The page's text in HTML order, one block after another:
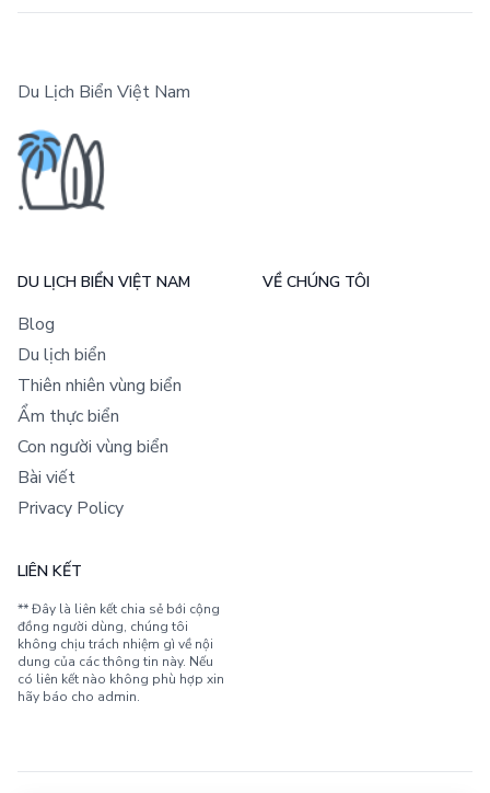
Du Lịch Biển Việt Nam
DU LỊCH BIỂN VIỆT NAM
Blog
Du lịch biển
Thiên nhiên vùng biển
Ẩm thực biển
Con người vùng biển
Bài viết
Privacy Policy
VỀ CHÚNG TÔI
LIÊN KẾT
** Đây là liên kết chia sẻ bới cộng
đồng người dùng, chúng tôi
không chịu trách nhiệm gì về nội
dung của các thông tin này. Nếu
có liên kết nào không phù hợp xin
hãy báo cho admin.